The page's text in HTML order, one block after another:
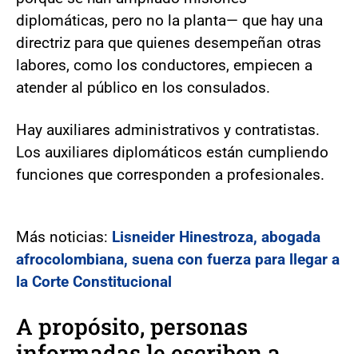
diplomáticas, pero no la planta— que hay una
directriz para que quienes desempeñan otras
labores, como los conductores, empiecen a
atender al público en los consulados.
Hay auxiliares administrativos y contratistas.
Los auxiliares diplomáticos están cumpliendo
funciones que corresponden a profesionales.
Más noticias: Lisneider Hinestroza, abogada
afrocolombiana, suena con fuerza para llegar a
la Corte Constitucional
A propósito, personas